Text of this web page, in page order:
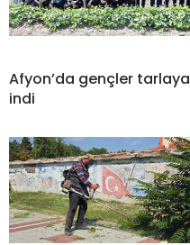
Afyon’da gençler tarlaya
indi